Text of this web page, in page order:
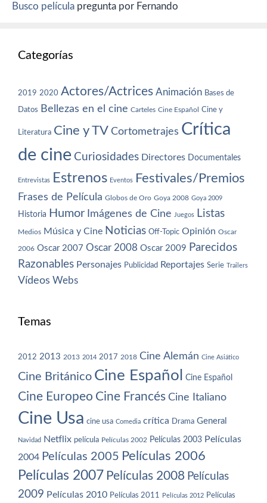
Busco película pregunta por Fernando
Categorías
2019 2020 Actores/Actrices Animación Bases de
Datos Bellezas en el cine Carteles Cine Español Cine y
Literatura Cine y TV Cortometrajes Crítica
de cine Curiosidades Directores Documentales
Entrevistas Estrenos Eventos Festivales/Premios
Frases de Película Globos de Oro Goya 2008 Goya 2009
Historia Humor Imágenes de Cine Juegos Listas
Medios Música y Cine Noticias Off-Topic Opinión Oscar
2006 Oscar 2007 Oscar 2008 Oscar 2009 Parecidos
Razonables Personajes Publicidad Reportajes Serie Trailers
Vídeos Webs
Temas
2012 2013 2013 2014 2017 2018 Cine Alemán Cine Asiático
Cine Británico Cine Español Cine Español
Cine Europeo Cine Francés Cine Italiano
Cine Usa cine usa Comedia crítica Drama General
Navidad Netflix película Películas 2002 Películas 2003 Películas
2004 Películas 2005 Películas 2006
Películas 2007 Películas 2008 Películas
2009 Películas 2010 Películas 2011 Películas 2012 Películas